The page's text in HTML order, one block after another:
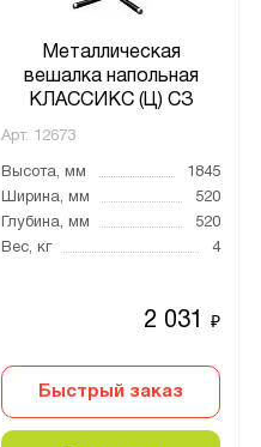
Металлическая
вешалка напольная
КЛАССИКС (Ц) СЗ
Арт. 12673
Высота, мм
1845
Ширина, мм
520
Глубина, мм
520
Вес, кг
4
2 031₽
Быстрый заказ